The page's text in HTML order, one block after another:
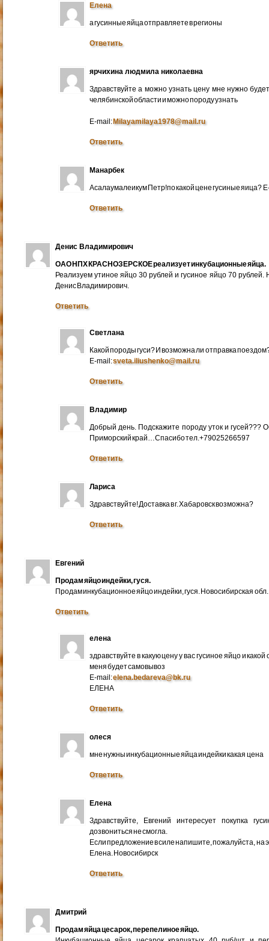
Елена
а гусинные яйца отправляете в регионы
Ответить
ярчихина людмила николаевна
Здравствуйте а можно узнать цену мне нужно
челябинской области и можно породу узнать
E-mail:Milayamilaya1978@mail.ru
Ответить
Манарбек
Асалаумалеикум Петр!по какой цене гусиные яица?
Ответить
Денис Владимирович
ОАО НПХ КРАСНОЗЕРСКОЕ реализует инкубационные яйца.
Реализуем утиное яйцо 30 рублей и гусиное яйцо 70
Денис Владимирович.
Ответить
Светлана
Какой породы гуси? И возможна ли отправка
E-mail:sveta.iliushenko@mail.ru
Ответить
Владимир
Добрый день. Подскажите породу уток и гусей???
Приморский край…Спасибо тел.+79025266597
Ответить
Лариса
Здравствуйте! Доставка в г. Хабаровск возможна?
Ответить
Евгений
Продам яйцо индейки, гуся.
Продам инкубационное яйцо индейки, гуся. Новосибирская
Ответить
елена
здравствуйте в какую цену у вас гусиное яйцо и
меня будет самовывоз
E-mail:elena.bedareva@bk.ru
ЕЛЕНА
Ответить
олеся
мне нужны инкубационные яйца индейки какая цена
Ответить
Елена
Здравствуйте, Евгений интересует покупка
дозвониться не смогла.
Если предложение в силе напишите, пожалуйста, на
Елена. Новосибирск
Ответить
Дмитрий
Продам яйца цесарок, перепелиное яйцо.